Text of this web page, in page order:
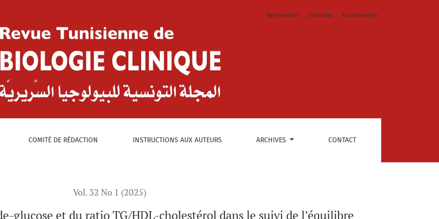
TG/HDL-cholestérol dans le suivi de l’équilibre glycémique
COMITÉ DE RÉDACTION INSTRUCTIONS AUX AUTEURS ARCHIVES CONTACT
Rechercher S'inscrire Se connecter
Vol. 32 No 1 (2025)
glucose et du ratio TG/HDL-cholestérol dans le suivi de l’équilibre